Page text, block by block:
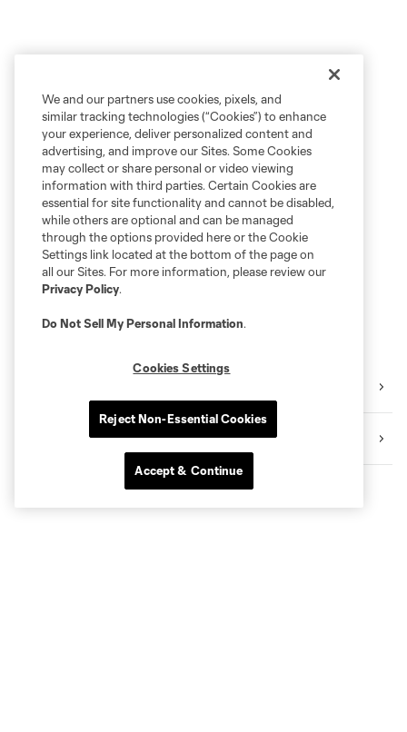
We and our partners use cookies, pixels, and
similar tracking technologies (“Cookies”) to enhance
your experience, deliver personalized content and
advertising, and improve our Sites. Some Cookies
may collect or share personal or video viewing
information with third parties. Certain Cookies are
essential for site functionality and cannot be disabled,
while others are optional and can be managed
through the options provided here or the Cookie
Settings link located at the bottom of the page on
all our Sites. For more information, please review our
Privacy Policy.
Do Not Sell My Personal Information.
Cookies Settings
Reject Non-Essential Cookies
Accept & Continue